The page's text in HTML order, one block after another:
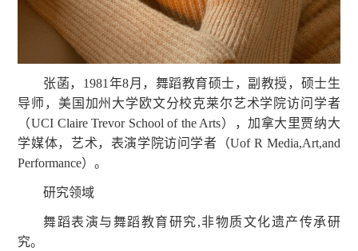
张菡，1981年8月，舞蹈教育硕士，副教授，硕士生
导师，美国加州大学欧文分校克莱尔艺术学院访问学者
（UCI Claire Trevor School of the Arts），加拿大里贾纳大
学媒体，艺术，表演学院访问学者（Uof R Media,Art,and
Performance）。
研究领域
舞蹈表演与舞蹈教育研究,非物质文化遗产传承研
究。